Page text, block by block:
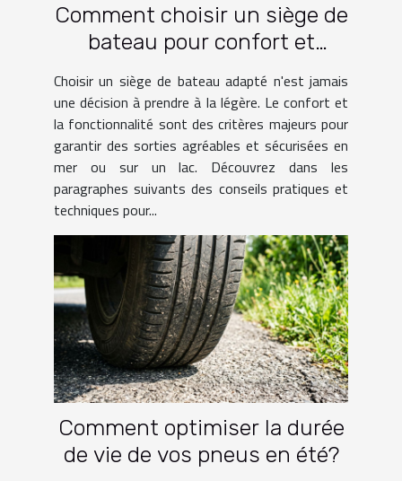
Comment choisir un siège de
bateau pour confort et
Choisir un siège de bateau adapté n'est jamais
une décision à prendre à la légère. Le confort et
la fonctionnalité sont des critères majeurs pour
garantir des sorties agréables et sécurisées en
mer ou sur un lac. Découvrez dans les
paragraphes suivants des conseils pratiques et
techniques pour...
Comment optimiser la durée
de vie de vos pneus en été?